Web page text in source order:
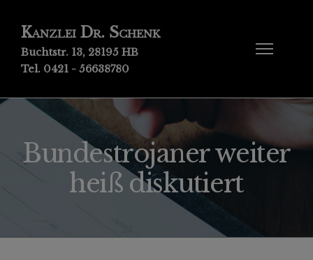
Kanzlei Dr. Schenk
Buchtstr. 13, 28195 HB
Tel. 0421 - 56638780
Bundestrojaner weiter
heiß diskutiert